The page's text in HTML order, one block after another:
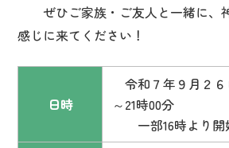
ぜひご家族・ご友人と一緒に、
感じに来てください！
日時
令和７年９月２６
～21時00分
一部16時より開